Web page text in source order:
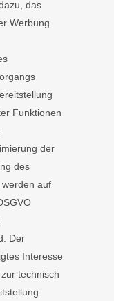
das
Werbung
Funktionen
der
des
auf
Der
Interesse
technisch